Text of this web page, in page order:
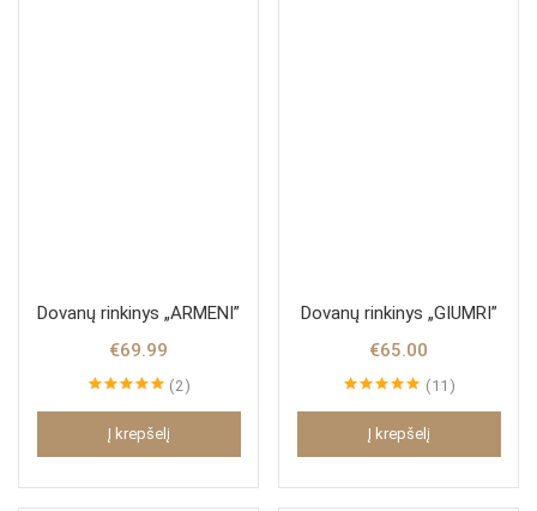
Dovanų rinkinys „ARMENI”
€69.99
2
Į krepšelį
Dovanų rinkinys „GIUMRI”
€65.00
11
Į krepšelį